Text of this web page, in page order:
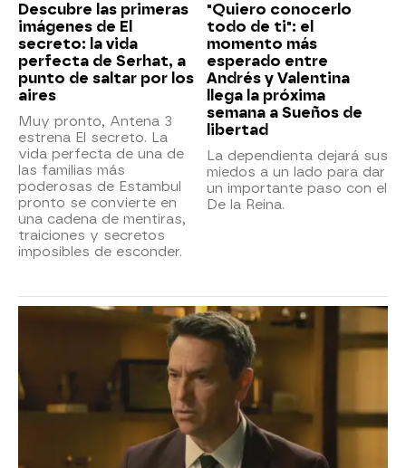
Descubre las primeras
imágenes de El
secreto: la vida
perfecta de Serhat, a
punto de saltar por los
aires
Muy pronto, Antena 3
estrena El secreto. La
vida perfecta de una de
las familias más
poderosas de Estambul
pronto se convierte en
una cadena de mentiras,
traiciones y secretos
imposibles de esconder.
"Quiero conocerlo
todo de ti": el
momento más
esperado entre
Andrés y Valentina
llega la próxima
semana a Sueños de
libertad
La dependienta dejará sus
miedos a un lado para dar
un importante paso con el
De la Reina.